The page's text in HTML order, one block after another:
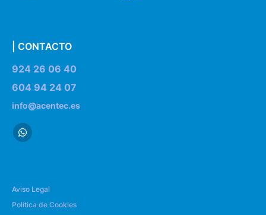
| CONTACTO
924 26 06 40
604 94 24 07
info@acentec.es
Aviso Legal
Política de Cookies